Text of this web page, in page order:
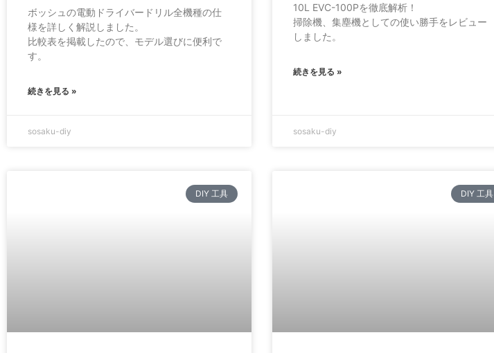
ボッシュの電動ドライバードリル全機種の仕
様を詳しく解説しました。
比較表を掲載したので、モデル選びに便利で
す。
続きを見る »
sosaku-diy
10L EVC-100Pを徹底解析！
掃除機、集塵機としての使い勝手をレビュー
しました。
続きを見る »
sosaku-diy
DIY 工具 DIY 工具